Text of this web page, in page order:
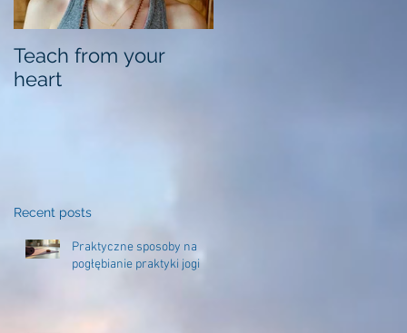
Teach from your
heart
Recent posts
Praktyczne sposoby na
pogłębianie praktyki jogi